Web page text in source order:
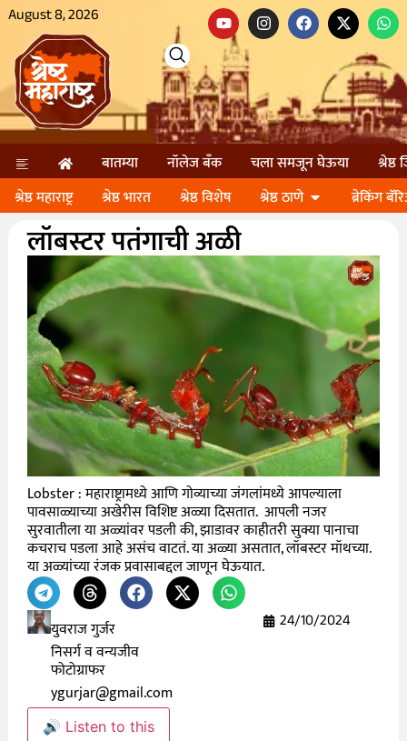
August 8, 2026
बातम्या नॉलेज बॅंक चला समजून घेऊया
श्रेष्ठ
श्रेष्ठ महाराष्ट्र
श्रेष्ठ भारत श्रेष्ठ विशेष श्रेष्ठ ठाणे ब्रेकिंग
लॉबस्टर पतंगाची अळी
Lobster : महाराष्ट्रामध्ये आणि गोव्याच्या जंगलांमध्ये आपल्याला
पावसाळ्याच्या अखेरीस विशिष्ट अळ्या दिसतात. आपली नजर
सुरवातीला या अळ्यांवर पडली की, झाडावर काहीतरी सुक्या पानाचा
कचराच पडला आहे असंच वाटतं. या अळ्या असतात, लॉबस्टर मॉथच्या.
या अळ्यांच्या रंजक प्रवासाबद्दल जाणून घेऊयात.
युवराज गुर्जर
निसर्ग व वन्यजीव
फोटोग्राफर
ygurjar@gmail.com
24/10/2024
🔊 Listen to this